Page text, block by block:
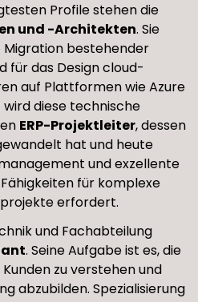
Profile stehen die
und -Architekten. Sie
Migration bestehender
für das Design cloud-
auf Plattformen wie Azure
diese technische
ERP-Projektleiter, dessen
hat und heute
und exzellente
für komplexe
erfordert.
und Fachabteilung
. Seine Aufgabe ist es, die
zu verstehen und
abzubilden. Spezialisierung